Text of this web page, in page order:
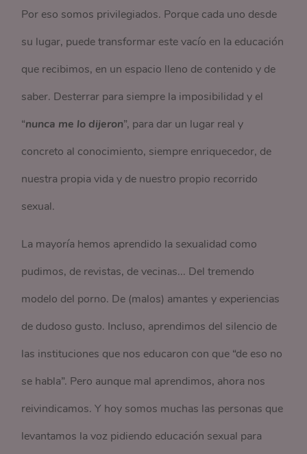
Por eso somos privilegiados. Porque cada uno desde
su lugar, puede transformar este vacío en la educación
que recibimos, en un espacio lleno de contenido y de
saber. Desterrar para siempre la imposibilidad y el
“nunca me lo dijeron”, para dar un lugar real y
concreto al conocimiento, siempre enriquecedor, de
nuestra propia vida y de nuestro propio recorrido
sexual.
La mayoría hemos aprendido la sexualidad como
pudimos, de revistas, de vecinas... Del tremendo
modelo del porno. De (malos) amantes y experiencias
de dudoso gusto. Incluso, aprendimos del silencio de
las instituciones que nos educaron con que “de eso no
se habla”. Pero aunque mal aprendimos, ahora nos
reivindicamos. Y hoy somos muchas las personas que
levantamos la voz pidiendo educación sexual para